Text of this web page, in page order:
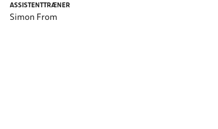
ASSISTENTTRÆNER
Simon From